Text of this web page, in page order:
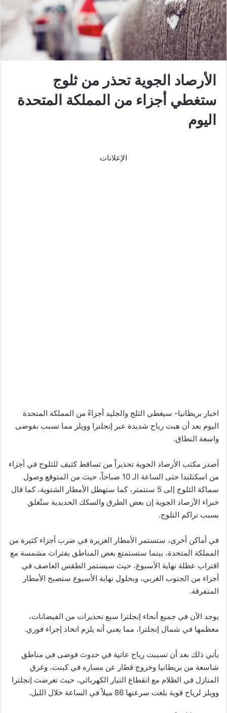
الأرصاد الجوية تحذر من ثلوج
ستغطي أجزاء من المملكة المتحدة
اليوم
الإعلانات
اخبار بريطانيا- سيغطي الثلج والجليد أجزاءً من المملكة المتحدة
اليوم بعد أن هبت رياح شديدة عبر إنجلترا وويلز مما تسبب بفوضى
واسعة النطاق.
أصدر مكتب الأرصاد الجوية تحذيراً من تساقط كثيف للثلوج في أجزاء
من اسكتلندا حتى الساعة الـ 10 صباحاً، حيث من المتوقع وصول
سماكة الثلوج إلى 5 سنتمتر، كما ستهطل الأمطار الشتوية، كما قال
خبراء الأرصاد الجوية إن بعض الطرق والسكك الحديدية ستُغلق
بسبب تراكم الثلوج.
في أماكن أخرى، ستستمر الأمطار الغزيرة في ضرب أجزاء كثيرة من
المملكة المتحدة، بينما ستستمتع بعض المناطق بفترات مشمسة مع
اقتراب عطلة نهاية الأسبوع، حيث سيستمر الطقس العاصف في
أجزاء من الجنوب الغربي، وبحلول نهاية الأسبوع ستصبح الأمطار
المتفرقة.
يوجد الآن في جميع أنحاء إنجلترا سبع تحذيرات من الفيضانات،
معظمها في شمال إنجلترا، مما يعني أنه يلزم اتخاذ إجراء فوري.
يأتي ذلك بعد أن تسببت رياح عاتية في حدوث فوضى في مناطق
شاسعة من بريطانيا وخروج قطار عن مساره في كينت، وغرق
المنازل في الظلام مع انقطاع التيار الكهربائي، حيث تعرضت إنجلترا
وويلز لرياح قوية بلغت سرعتها 86 ميلاً في الساعة خلال الليل.